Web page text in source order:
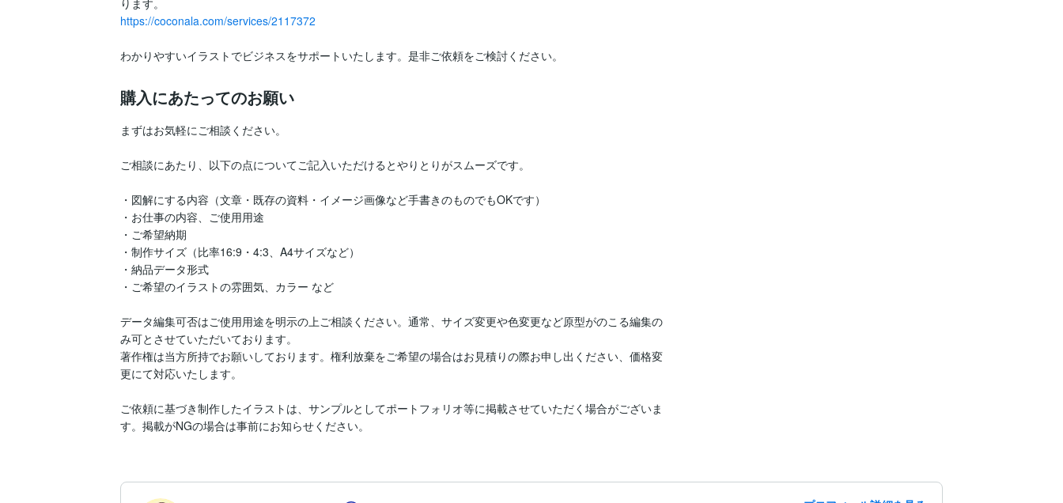
https://coconala.com/services/2117372
わかりやすいイラストでビジネスをサポートいたします。是非ご依頼をご検討ください。
購入にあたってのお願い
まずはお気軽にご相談ください。
ご相談にあたり、以下の点についてご記入いただけるとやりとりがスムーズです。
・図解にする内容（文章・既存の資料・イメージ画像など手書きのものでもOKです）
・お仕事の内容、ご使用用途
・ご希望納期
・制作サイズ（比率16:9・4:3、A4サイズなど）
・納品データ形式
・ご希望のイラストの雰囲気、カラー など
データ編集可否はご使用用途を明示の上ご相談ください。通常、サイズ変更や色変更など原型がのこる編集の
み可とさせていただいております。
著作権は当方所持でお願いしております。権利放棄をご希望の場合はお見積りの際お申し出ください、価格変
更にて対応いたします。
ご依頼に基づき制作したイラストは、サンプルとしてポートフォリオ等に掲載させていただく場合がございま
す。掲載がNGの場合は事前にお知らせください。